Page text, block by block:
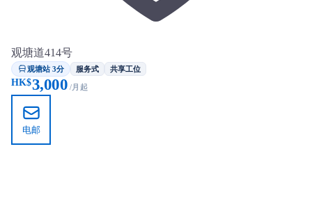
观塘道414号
观塘站 3分 服务式 共享工位
HK$3,000 /月起
电邮